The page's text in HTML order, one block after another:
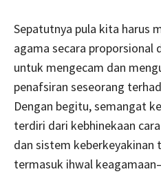
Sepatutnya pula kita harus
agama secara proporsional
untuk mengecam dan
penafsiran seseorang
Dengan begitu, semangat
terdiri dari kebhinekaan
dan sistem
termasuk ihwal